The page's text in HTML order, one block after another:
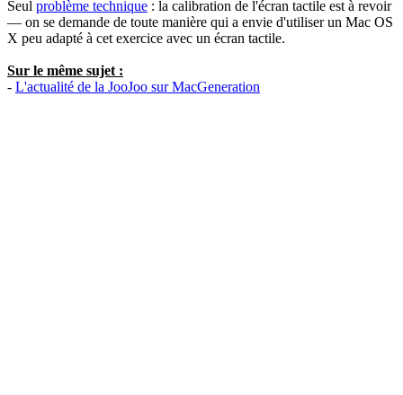
Seul problème technique : la calibration de l'écran tactile est à revoir
— on se demande de toute manière qui a envie d'utiliser un Mac OS
X peu adapté à cet exercice avec un écran tactile.
Sur le même sujet :
- L'actualité de la JooJoo sur MacGeneration